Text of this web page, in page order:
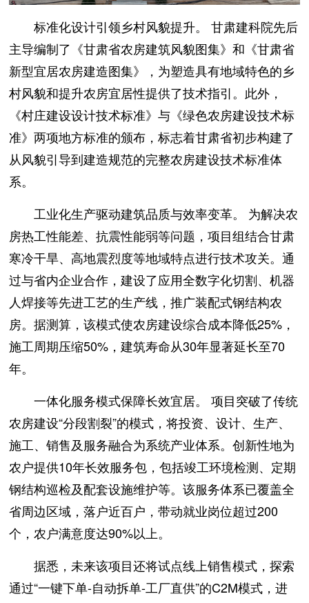
标准化设计引领乡村风貌提升。 甘肃建科院先后
主导编制了《甘肃省农房建筑风貌图集》和《甘肃省
新型宜居农房建造图集》，为塑造具有地域特色的乡
村风貌和提升农房宜居性提供了技术指引。此外，
《村庄建设设计技术标准》与《绿色农房建设技术标
准》两项地方标准的颁布，标志着甘肃省初步构建了
从风貌引导到建造规范的完整农房建设技术标准体
系。
工业化生产驱动建筑品质与效率变革。 为解决农
房热工性能差、抗震性能弱等问题，项目组结合甘肃
寒冷干旱、高地震烈度等地域特点进行技术攻关。通
过与省内企业合作，建设了应用全数字化切割、机器
人焊接等先进工艺的生产线，推广装配式钢结构农
房。据测算，该模式使农房建设综合成本降低25%，
施工周期压缩50%，建筑寿命从30年显著延长至70
年。
一体化服务模式保障长效宜居。 项目突破了传统
农房建设“分段割裂”的模式，将投资、设计、生产、
施工、销售及服务融合为系统产业体系。创新性地为
农户提供10年长效服务包，包括竣工环境检测、定期
钢结构巡检及配套设施维护等。该服务体系已覆盖全
省周边区域，落户近百户，带动就业岗位超过200
个，农户满意度达90%以上。
据悉，未来该项目还将试点线上销售模式，探索
通过“一键下单-自动拆单-工厂直供”的C2M模式，进